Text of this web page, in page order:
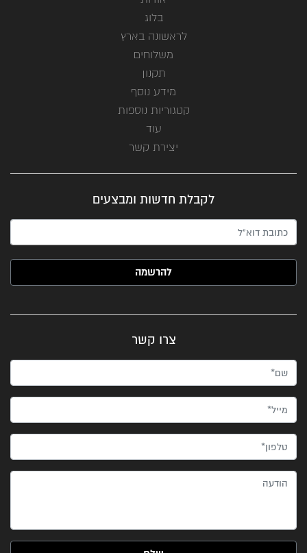
בלוג
לראשונה בארץ
משלוחים
תקנון
מידע נוסף
קטגוריות נוספות
עוד
יצירת קשר
לקבלת חדשות ומבצעים
האימייל שלך (חובה)
צרו קשר